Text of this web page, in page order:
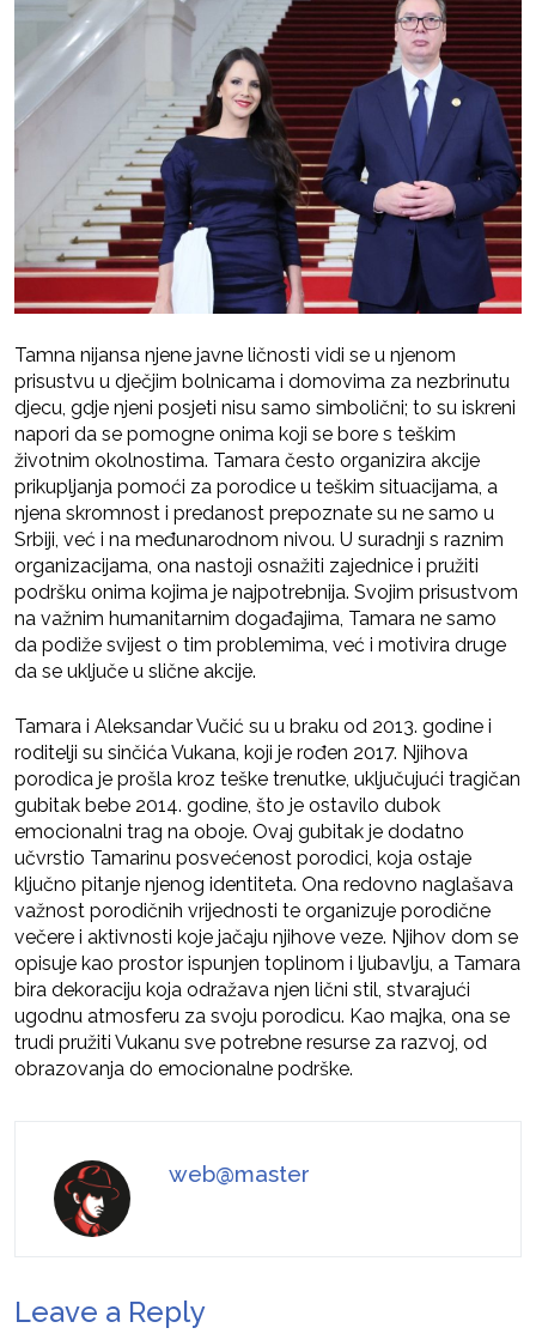
Tamna nijansa njene javne ličnosti vidi se u njenom
prisustvu u dječjim bolnicama i domovima za nezbrinutu
djecu, gdje njeni posjeti nisu samo simbolični; to su iskreni
napori da se pomogne onima koji se bore s teškim
životnim okolnostima. Tamara često organizira akcije
prikupljanja pomoći za porodice u teškim situacijama, a
njena skromnost i predanost prepoznate su ne samo u
Srbiji, već i na međunarodnom nivou. U suradnji s raznim
organizacijama, ona nastoji osnažiti zajednice i pružiti
podršku onima kojima je najpotrebnija. Svojim prisustvom
na važnim humanitarnim događajima, Tamara ne samo
da podiže svijest o tim problemima, već i motivira druge
da se uključe u slične akcije.
Tamara i Aleksandar Vučić su u braku od 2013. godine i
roditelji su sinčića Vukana, koji je rođen 2017. Njihova
porodica je prošla kroz teške trenutke, uključujući tragičan
gubitak bebe 2014. godine, što je ostavilo dubok
emocionalni trag na oboje. Ovaj gubitak je dodatno
učvrstio Tamarinu posvećenost porodici, koja ostaje
ključno pitanje njenog identiteta. Ona redovno naglašava
važnost porodičnih vrijednosti te organizuje porodične
večere i aktivnosti koje jačaju njihove veze. Njihov dom se
opisuje kao prostor ispunjen toplinom i ljubavlju, a Tamara
bira dekoraciju koja odražava njen lični stil, stvarajući
ugodnu atmosferu za svoju porodicu. Kao majka, ona se
trudi pružiti Vukanu sve potrebne resurse za razvoj, od
obrazovanja do emocionalne podrške.
web@master
Leave a Reply